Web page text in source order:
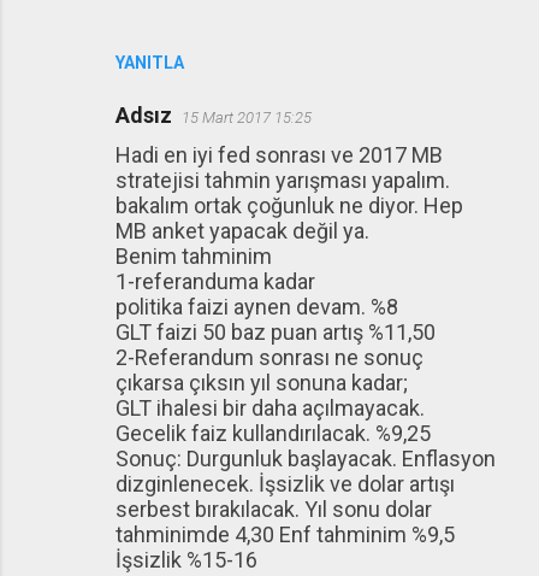
YANITLA
Adsız 15 Mart 2017 15:25
Hadi en iyi fed sonrası ve 2017 MB
stratejisi tahmin yarışması yapalım.
bakalım ortak çoğunluk ne diyor. Hep
MB anket yapacak değil ya.
Benim tahminim
1-referanduma kadar
politika faizi aynen devam. %8
GLT faizi 50 baz puan artış %11,50
2-Referandum sonrası ne sonuç
çıkarsa çıksın yıl sonuna kadar;
GLT ihalesi bir daha açılmayacak.
Gecelik faiz kullandırılacak. %9,25
Sonuç: Durgunluk başlayacak. Enflasyon
dizginlenecek. İşsizlik ve dolar artışı
serbest bırakılacak. Yıl sonu dolar
tahminimde 4,30 Enf tahminim %9,5
İşsizlik %15-16